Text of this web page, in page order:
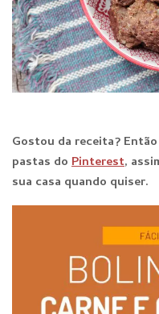
Gostou da receita? E
pastas do Pinterest,
sua casa quando quiser.